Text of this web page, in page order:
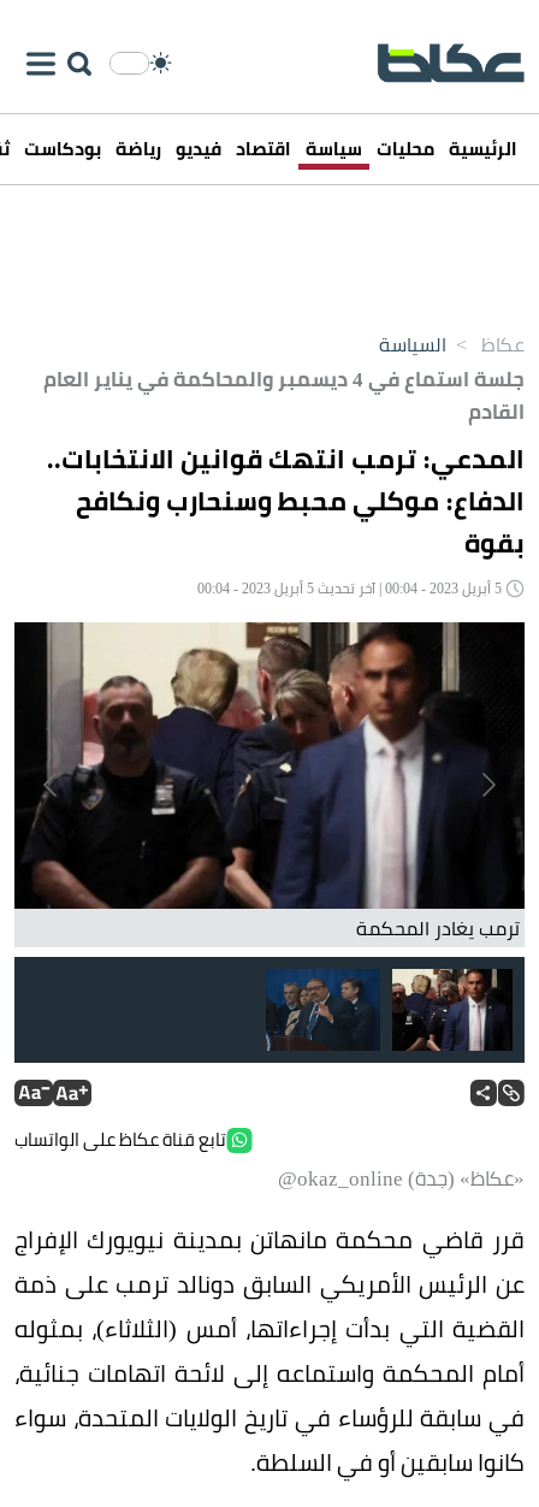
الرئيسية محليات سياسة اقتصاد فيديو رياضة بودكاست
عكاظ > السياسة
جلسة استماع في 4 ديسمبر والمحاكمة في يناير العام
القادم
المدعي: ترمب انتهك قوانين الانتخابات..
الدفاع: موكلي محبط وسنحارب ونكافح
بقوة
المدعي العام
تابع قناة عكاظ على الواتساب
«عكاظ» (جدة) okaz_online@
قرر قاضي محكمة مانهاتن بمدينة نيويورك الإفراج
عن الرئيس الأمريكي السابق دونالد ترمب على ذمة
القضية التي بدأت إجراءاتها، أمس (الثلاثاء)، بمثوله
أمام المحكمة واستماعه إلى لائحة اتهامات جنائية،
في سابقة للرؤساء في تاريخ الولايات المتحدة، سواء
كانوا سابقين أو في السلطة.